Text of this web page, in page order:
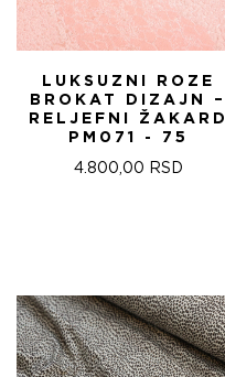
LUKSUZNI ROZE
BROKAT DIZAJN –
RELJEFNI ŽAKARD
PM071 - 75
4.800,00 RSD